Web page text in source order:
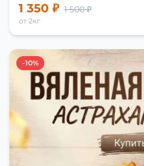
1 350 ₽ 1 500 ₽
от 2кг
-10%